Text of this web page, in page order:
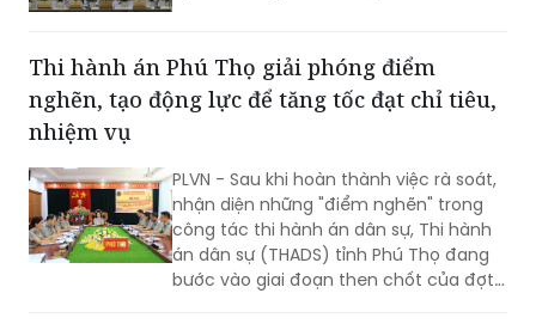
Thi hành án Phú Thọ giải phóng điểm
nghẽn, tạo động lực để tăng tốc đạt chỉ tiêu,
nhiệm vụ
PLVN - Sau khi hoàn thành việc rà soát,
nhận diện những "điểm nghẽn" trong
công tác thi hành án dân sự, Thi hành
án dân sự (THADS) tỉnh Phú Thọ đang
bước vào giai đoạn then chốt của đợt